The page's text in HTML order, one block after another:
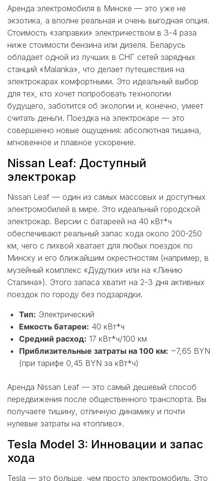
Аренда электромобиля в Минске — это уже не
экзотика, а вполне реальная и очень выгодная опция.
Стоимость «заправки» электричеством в 3-4 раза
ниже стоимости бензина или дизеля. Беларусь
обладает одной из лучших в СНГ сетей зарядных
станций «Malanka», что делает путешествия на
электрокарах комфортными. Это идеальный выбор
для тех, кто хочет попробовать технологии
будущего, заботится об экологии и, конечно, умеет
считать деньги. Поездка на электрокаре — это
совершенно новые ощущения: абсолютная тишина,
мгновенное и плавное ускорение.
Nissan Leaf: Доступный
электрокар
Nissan Leaf — один из самых массовых и доступных
электромобилей в мире. Это идеальный городской
электрокар. Версии с батареей на 40 кВт*ч
обеспечивают реальный запас хода около 200-250
км, чего с лихвой хватает для любых поездок по
Минску и его ближайшим окрестностям (например, в
музейный комплекс «Дудутки» или на «Линию
Сталина»). Этого запаса хватит на 2-3 дня активных
поездок по городу без подзарядки.
Тип: Электрический
Емкость батареи: 40 кВт*ч
Средний расход: 17 кВт*ч/100 км
Приблизительные затраты на 100 км: ~7,65 BYN
(при тарифе 0,45 BYN за кВт*ч)
Аренда Nissan Leaf — это самый дешевый способ
передвижения после общественного транспорта. Вы
получаете тишину, отличную динамику и почти
нулевые затраты на «топливо».
Tesla Model 3: Инновации и запас
хода
Tesla — это больше, чем просто электромобиль. Это